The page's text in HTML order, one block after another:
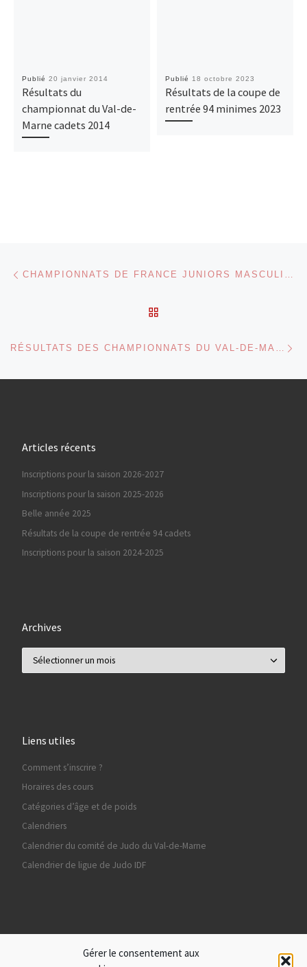
Gérer le consentement aux
Publié 20 janvier 2014
Résultats du
championnat du Val-de-
Marne cadets 2014
Publié 18 octobre 2023
Résultats de la coupe de
rentrée 94 minimes 2023
Parcourir les articles CHAMPIONNATS DE FRANCE JUNIORS MASCULINS PAR ÉQUIPES : SUCY JUDO TERMINE 7ÈME
RÉSULTATS DES CHAMPIONNATS DU VAL-DE-MARNE JUNIORS
Articles récents
Inscriptions pour la saison 2026-2027
Inscriptions pour la saison 2025-2026
Belle année 2025
Résultats de la coupe de rentrée 94 cadets
Inscriptions pour la saison 2024-2025
Archives
Liens utiles
Comment s’inscrire ?
Horaires des cours
Catégories d’âge et de poids
Calendriers
Calendrier du comité de Judo du Val-de-Marne
Calendrier de ligue de Judo IDF